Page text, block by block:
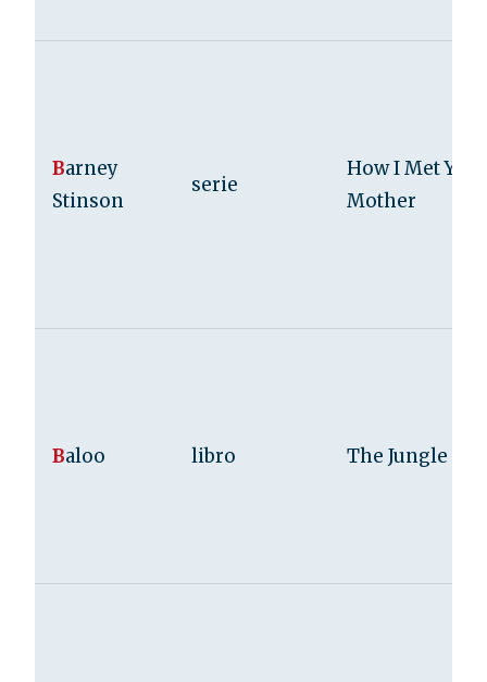
Barney
Stinson
serie
How I Met Your
Mother
Baloo libro The Jungle